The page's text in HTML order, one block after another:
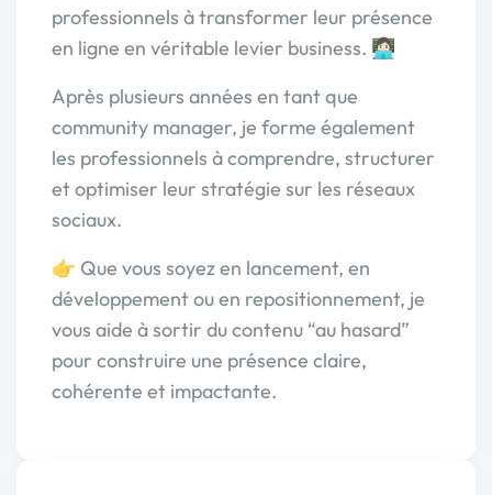
professionnels à transformer leur présence
en ligne en véritable levier business. 👩🏻‍💻
Après plusieurs années en tant que
community manager, je forme également
les professionnels à comprendre, structurer
et optimiser leur stratégie sur les réseaux
sociaux.
👉 Que vous soyez en lancement, en
développement ou en repositionnement, je
vous aide à sortir du contenu “au hasard”
pour construire une présence claire,
cohérente et impactante.